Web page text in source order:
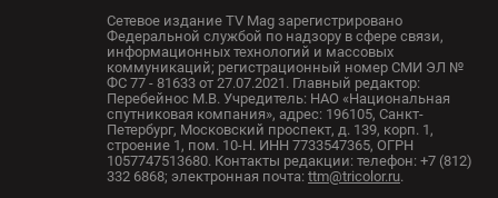
Сетевое издание TV Mag зарегистрировано
Федеральной службой по надзору в сфере связи,
информационных технологий и массовых
коммуникаций; регистрационный номер СМИ ЭЛ №
ФС 77 - 81633 от 27.07.2021. Главный редактор:
Перебейнос М.В. Учредитель: НАО «Национальная
спутниковая компания», адрес: 196105, Санкт-
Петербург, Московский проспект, д. 139, корп. 1,
строение 1, пом. 10-Н. ИНН 7733547365, ОГРН
1057747513680. Контакты редакции: телефон: +7 (812)
332 6868; электронная почта: ttm@tricolor.ru.